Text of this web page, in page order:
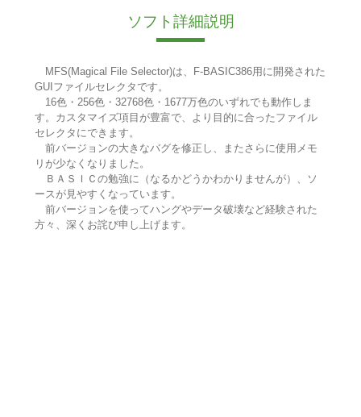
ソフト詳細説明
MFS(Magical File Selector)は、F-BASIC386用に開発された
GUIファイルセレクタです。
16色・256色・32768色・1677万色のいずれでも動作しま
す。カスタマイズ項目が豊富で、より目的に合ったファイル
セレクタにできます。
前バージョンの大きなバグを修正し、またさらに使用メモ
リが少なくなりました。
ＢＡＳＩＣの勉強に（なるかどうかわかりませんが）、ソ
ースが見やすくなっています。
前バージョンを使ってハングやデータ破壊など経験された
方々、深くお詫び申し上げます。